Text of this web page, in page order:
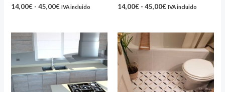
14,00€ - 45,00€ IVA incluido 14,00€ - 45,00€ IVA incluido
precios:
desde
14,00€
hasta
45,00€
Rango
de
precios:
desde
14,00€
hasta
45,00€